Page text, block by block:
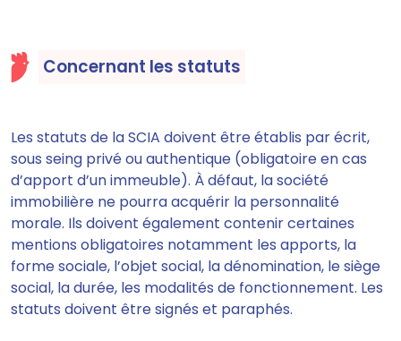
Concernant les statuts
Les statuts de la SCIA doivent être établis par écrit,
sous seing privé ou authentique (obligatoire en cas
d’apport d’un immeuble). À défaut, la société
immobilière ne pourra acquérir la personnalité
morale. Ils doivent également contenir certaines
mentions obligatoires notamment les apports, la
forme sociale, l’objet social, la dénomination, le siège
social, la durée, les modalités de fonctionnement. Les
statuts doivent être signés et paraphés.